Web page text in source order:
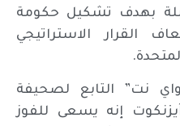
بهدف تشكيل حكومة
القرار الاستراتيجي
نت” التابع لصحيفة
إنه يسعى للفوز